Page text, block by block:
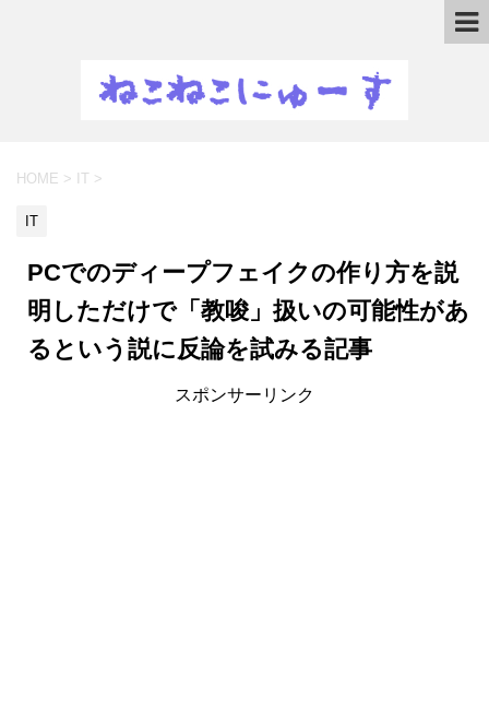
HOME > IT >
IT
PCでのディープフェイクの作り方を説
明しただけで「教唆」扱いの可能性があ
るという説に反論を試みる記事
スポンサーリンク